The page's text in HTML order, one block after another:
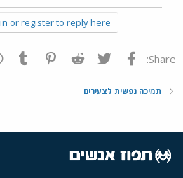
or register to reply here.
Share: פייסבוק Twitter
Reddit
תמיכה נפשית לצעירים